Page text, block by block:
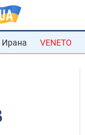
Ирана VENETO